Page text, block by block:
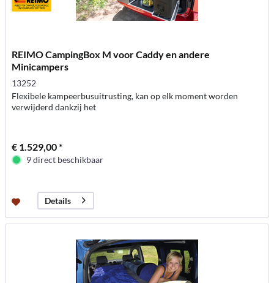
REIMO CampingBox M voor Caddy en andere
Minicampers
13252
Flexibele kampeerbusuitrusting, kan op elk moment worden
verwijderd dankzij het
€ 1.529,00 *
9 direct beschikbaar
Details